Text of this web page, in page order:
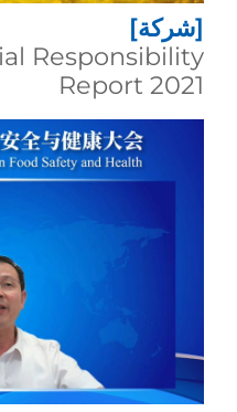
[شركة]
Responsibility
Report 2021